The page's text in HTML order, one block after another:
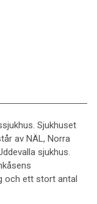
Sjukhuset
av NÄL, Norra
sjukhus.
och ett stort antal